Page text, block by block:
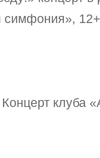
симфония», 12+
клуба